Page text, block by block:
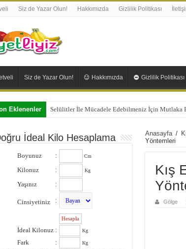
Siz de Yazar Olun! Hakkımızda Gizlilik Politikası
Siz de Yazar Olun! Hakkımızda Gizlilik Politikası
Eklenenler Selülitler İle Mücadele Edebilmeniz İçin Mutlaka
Anasayfa /
Yöntemleri
Kış
Gölge
İdeal Kilo Hesaplama
Boyunuz : Cm
Kilonuz : Kg
Yaşınız :
Cinsiyetiniz :
İdeal Kilonuz : Kg
Fark : Kg